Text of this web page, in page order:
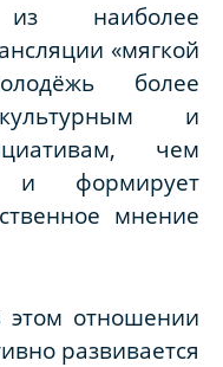
наиболее
«мягкой
более
и
чем
и формирует
мнение
этом отношении
развивается